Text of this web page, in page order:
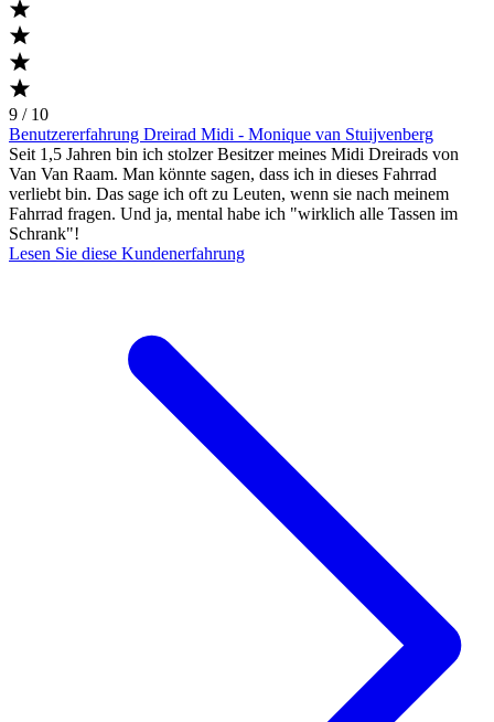
9 / 10
Benutzererfahrung Dreirad Midi - Monique van Stuijvenberg
Seit 1,5 Jahren bin ich stolzer Besitzer meines Midi Dreirads von
Van Van Raam. Man könnte sagen, dass ich in dieses Fahrrad
verliebt bin. Das sage ich oft zu Leuten, wenn sie nach meinem
Fahrrad fragen. Und ja, mental habe ich "wirklich alle Tassen im
Schrank"!
Lesen Sie diese Kundenerfahrung